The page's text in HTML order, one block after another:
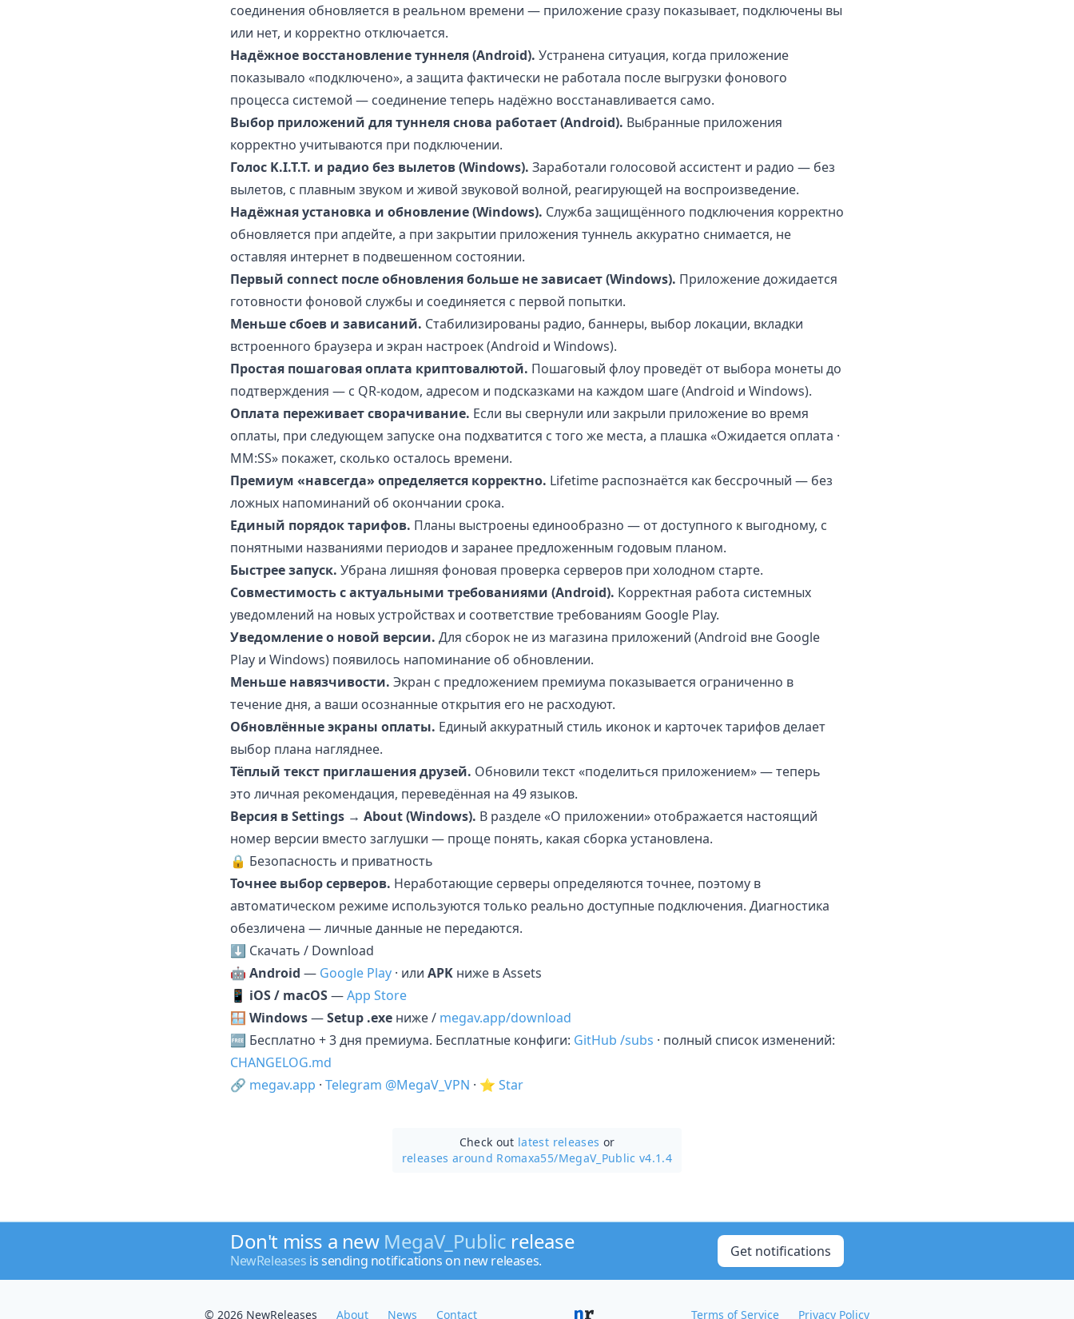
соединения обновляется в реальном времени — приложение сразу показывает, подключены вы
или нет, и корректно отключается.
Надёжное восстановление туннеля (Android). Устранена ситуация, когда приложение
показывало «подключено», а защита фактически не работала после выгрузки фонового
процесса системой — соединение теперь надёжно восстанавливается само.
Выбор приложений для туннеля снова работает (Android). Выбранные приложения
корректно учитываются при подключении.
Голос K.I.T.T. и радио без вылетов (Windows). Заработали голосовой ассистент и радио — без
вылетов, с плавным звуком и живой звуковой волной, реагирующей на воспроизведение.
Надёжная установка и обновление (Windows). Служба защищённого подключения корректно
обновляется при апдейте, а при закрытии приложения туннель аккуратно снимается, не
оставляя интернет в подвешенном состоянии.
Первый connect после обновления больше не зависает (Windows). Приложение дожидается
готовности фоновой службы и соединяется с первой попытки.
Меньше сбоев и зависаний. Стабилизированы радио, баннеры, выбор локации, вкладки
встроенного браузера и экран настроек (Android и Windows).
Простая пошаговая оплата криптовалютой. Пошаговый флоу проведёт от выбора монеты до
подтверждения — с QR-кодом, адресом и подсказками на каждом шаге (Android и Windows).
Оплата переживает сворачивание. Если вы свернули или закрыли приложение во время
оплаты, при следующем запуске она подхватится с того же места, а плашка «Ожидается оплата ·
MM:SS» покажет, сколько осталось времени.
Премиум «навсегда» определяется корректно. Lifetime распознаётся как бессрочный — без
ложных напоминаний об окончании срока.
Единый порядок тарифов. Планы выстроены единообразно — от доступного к выгодному, с
понятными названиями периодов и заранее предложенным годовым планом.
Быстрее запуск. Убрана лишняя фоновая проверка серверов при холодном старте.
Совместимость с актуальными требованиями (Android). Корректная работа системных
уведомлений на новых устройствах и соответствие требованиям Google Play.
Уведомление о новой версии. Для сборок не из магазина приложений (Android вне Google
Play и Windows) появилось напоминание об обновлении.
Меньше навязчивости. Экран с предложением премиума показывается ограниченно в
течение дня, а ваши осознанные открытия его не расходуют.
Обновлённые экраны оплаты. Единый аккуратный стиль иконок и карточек тарифов делает
выбор плана нагляднее.
Тёплый текст приглашения друзей. Обновили текст «поделиться приложением» — теперь
это личная рекомендация, переведённая на 49 языков.
Версия в Settings → About (Windows). В разделе «О приложении» отображается настоящий
номер версии вместо заглушки — проще понять, какая сборка установлена.
🔒 Безопасность и приватность
Точнее выбор серверов. Неработающие серверы определяются точнее, поэтому в
автоматическом режиме используются только реально доступные подключения. Диагностика
обезличена — личные данные не передаются.
⬇️ Скачать / Download
🤖 Android — Google Play · или APK ниже в Assets
📱 iOS / macOS—App Store
🪟 Windows—Setup .exe ниже / megav.app/download
🆓 Бесплатно + 3 дня премиума. Бесплатные конфиги: GitHub /subs · полный список изменений:
CHANGELOG.md
🔗 megav.app · Telegram @MegaV_VPN · ⭐ Star
Check out latest releases or
releases around Romaxa55/MegaV_Public v4.1.4
Don't miss a new MegaV_Public release
NewReleases is sending notifications on new releases.
Get notifications
© 2026 NewReleases About News Contact Terms of Service Privacy Policy